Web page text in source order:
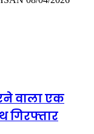
वाला एक
गिरफ्तार